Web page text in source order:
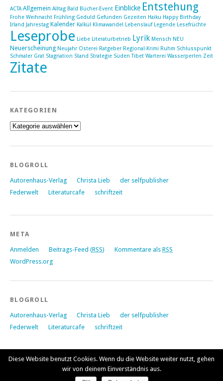
ACTA Allgemein Alltag Bald Bücher-Event Einblicke Entstehung
Frohe Weihnacht Frühling Geduld Gefunden Gezeiten Haiku Happy Birthday
Irland Jahrestag Kalender Kalkül Klimawandel Lebenslauf Legende Lesefrüchte
Leseprobe Liebe Literaturbetrieb Lyrik Mensch NEU
Neuerscheinung Neujahr Osterei Ratgeber Regional-Krimi Ruhm Schlusspunkt
Schmaler Grat Stagnation Stand Strategie Süden Tibet Warterei Wasserperlen Zeit
Zitate
KATEGORIEN
Kategorien
BLOGROLL
Autorenhaus-Verlag Christa Lieb
der selfpublisher
Federwelt
Literaturcafe schriftzeit
META
Anmelden Beitrags-Feed (RSS) Kommentare als RSS
WordPress.org
BLOGROLL
Autorenhaus-Verlag Christa Lieb
der selfpublisher
Federwelt
Literaturcafe schriftzeit
Proudly powered byWordPress| Theme: Yoko vonElmastudio
Diese Website benutzt Cookies. Wenn du die Website weiter nutzt, gehen
wir von deinem Einverständnis aus.